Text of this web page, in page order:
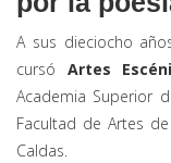
A sus dieciocho
cursó Artes
Academia Superior
Facultad de Artes
Caldas.